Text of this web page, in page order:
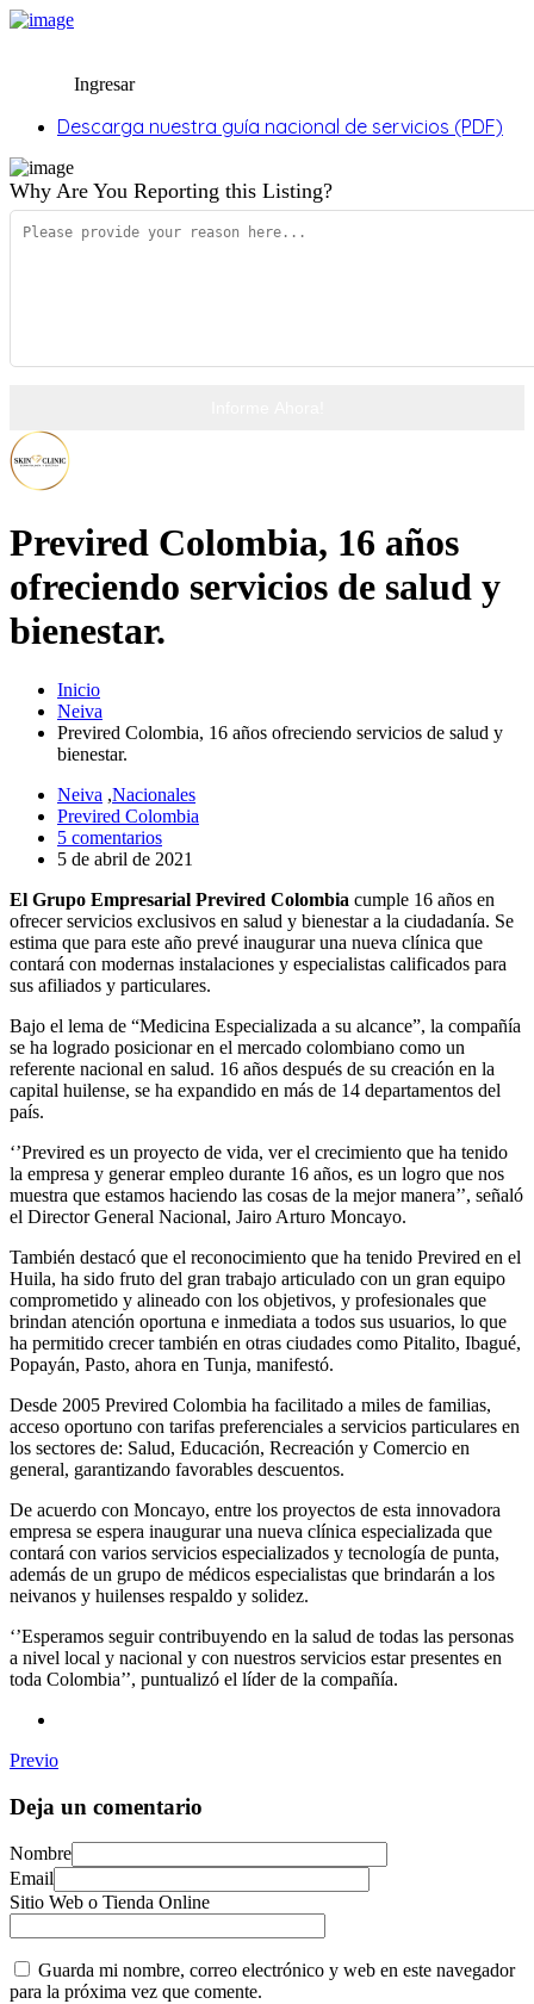
Ingresar
Ingresar
Descarga nuestra guía nacional de servicios (PDF)
Why Are You Reporting this Listing?
Previred Colombia, 16 años
ofreciendo servicios de salud y
bienestar.
Inicio
Neiva
Previred Colombia, 16 años ofreciendo servicios de salud y
bienestar.
Neiva ,Nacionales
Previred Colombia
5 comentarios
5 de abril de 2021
El Grupo Empresarial Previred Colombia cumple 16 años en
ofrecer servicios exclusivos en salud y bienestar a la ciudadanía. Se
estima que para este año prevé inaugurar una nueva clínica que
contará con modernas instalaciones y especialistas calificados para
sus afiliados y particulares.
Bajo el lema de “Medicina Especializada a su alcance”, la compañía
se ha logrado posicionar en el mercado colombiano como un
referente nacional en salud. 16 años después de su creación en la
capital huilense, se ha expandido en más de 14 departamentos del
país.
‘’Previred es un proyecto de vida, ver el crecimiento que ha tenido
la empresa y generar empleo durante 16 años, es un logro que nos
muestra que estamos haciendo las cosas de la mejor manera’’, señaló
el Director General Nacional, Jairo Arturo Moncayo.
También destacó que el reconocimiento que ha tenido Previred en el
Huila, ha sido fruto del gran trabajo articulado con un gran equipo
comprometido y alineado con los objetivos, y profesionales que
brindan atención oportuna e inmediata a todos sus usuarios, lo que
ha permitido crecer también en otras ciudades como Pitalito, Ibagué,
Popayán, Pasto, ahora en Tunja, manifestó.
Desde 2005 Previred Colombia ha facilitado a miles de familias,
acceso oportuno con tarifas preferenciales a servicios particulares en
los sectores de: Salud, Educación, Recreación y Comercio en
general, garantizando favorables descuentos.
De acuerdo con Moncayo, entre los proyectos de esta innovadora
empresa se espera inaugurar una nueva clínica especializada que
contará con varios servicios especializados y tecnología de punta,
además de un grupo de médicos especialistas que brindarán a los
neivanos y huilenses respaldo y solidez.
‘’Esperamos seguir contribuyendo en la salud de todas las personas
a nivel local y nacional y con nuestros servicios estar presentes en
toda Colombia’’, puntualizó el líder de la compañía.
Previo
Deja un comentario
Nombre
Email
Sitio Web o Tienda Online
Guarda mi nombre, correo electrónico y web en este navegador
para la próxima vez que comente.